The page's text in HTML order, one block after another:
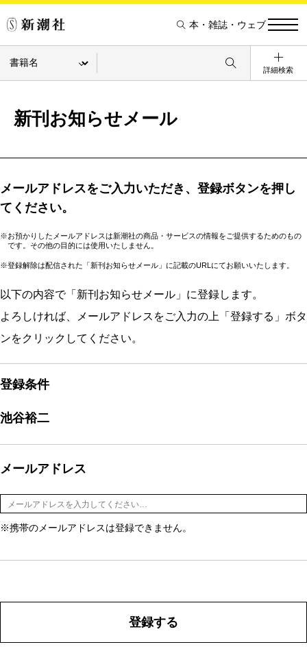
本・雑誌・ウェブ
詳細検索
新刊お知らせメール
メールアドレスをご入力いただき、登録ボタンを押し
てください。
※お預かりしたメールアドレスは新潮社の商品・サービスの情報をご提供するためのもの
です。その他の目的には使用いたしません。
※登録解除は配信された「新刊お知らせメール」に記載のURLにてお願いいたします。
以下の内容で「新刊お知らせメール」に登録します。
よろしければ、メールアドレスをご入力の上「登録する」ボタ
ンをクリックしてください。
登録条件
池谷裕二
メールアドレス
※携帯のメールアドレスは登録できません。
登録する